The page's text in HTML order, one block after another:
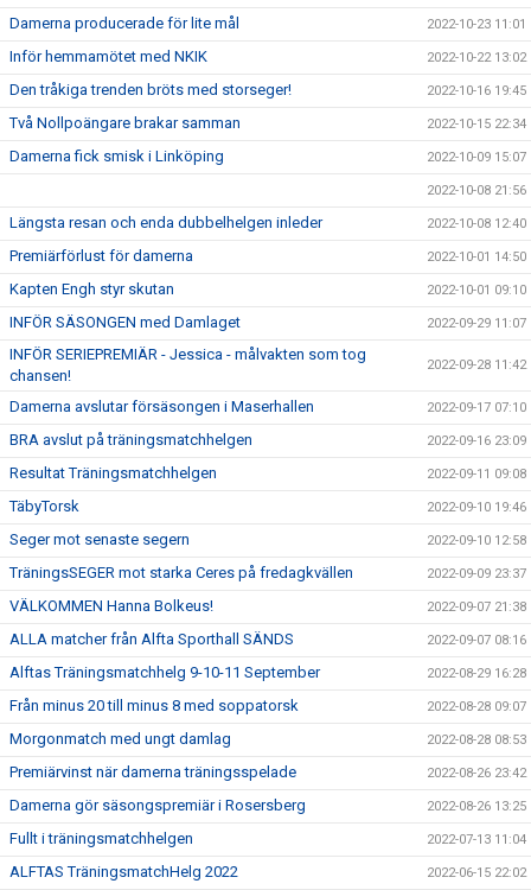
Damerna producerade för lite mål 2022-10-23 11:01
Inför hemmamötet med NKIK 2022-10-22 13:02
Den tråkiga trenden bröts med storseger! 2022-10-16 19:45
Två Nollpoängare brakar samman 2022-10-15 22:34
Damerna fick smisk i Linköping 2022-10-09 15:07
2022-10-08 21:56
Längsta resan och enda dubbelhelgen inleder 2022-10-08 12:40
Premiärförlust för damerna 2022-10-01 14:50
Kapten Engh styr skutan 2022-10-01 09:10
INFÖR SÄSONGEN med Damlaget 2022-09-29 11:07
INFÖR SERIEPREMIÄR - Jessica - målvakten som tog
chansen!
2022-09-28 11:42
Damerna avslutar försäsongen i Maserhallen 2022-09-17 07:10
BRA avslut på träningsmatchhelgen 2022-09-16 23:09
Resultat Träningsmatchhelgen 2022-09-11 09:08
TäbyTorsk 2022-09-10 19:46
Seger mot senaste segern 2022-09-10 12:58
TräningsSEGER mot starka Ceres på fredagkvällen 2022-09-09 23:37
VÄLKOMMEN Hanna Bolkeus! 2022-09-07 21:38
ALLA matcher från Alfta Sporthall SÄNDS 2022-09-07 08:16
Alftas Träningsmatchhelg 9-10-11 September 2022-08-29 16:28
Från minus 20 till minus 8 med soppatorsk 2022-08-28 09:07
Morgonmatch med ungt damlag 2022-08-28 08:53
Premiärvinst när damerna träningsspelade 2022-08-26 23:42
Damerna gör säsongspremiär i Rosersberg 2022-08-26 13:25
Fullt i träningsmatchhelgen 2022-07-13 11:04
ALFTAS TräningsmatchHelg 2022 2022-06-15 22:02